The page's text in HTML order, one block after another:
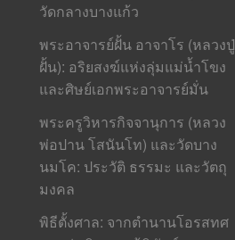
วัดกลางบางแก้ว
พระอาจารย์ฝั้น อาจาโร (หลวงปู่
ฝั้น): อริยสงฆ์แห่งลุ่มแม่น้ำโขง
และศิษย์เอกพระอาจารย์มั่น
พระครูวิหารกิจจานุการ (หลวง
พ่อปาน โสนันโท) และวัดบาง
นมโค: ประวัติ ธรรมะ และวัตถุ
มงคล
พิธีตั้งศาล: จากตำนานโอรสทศ